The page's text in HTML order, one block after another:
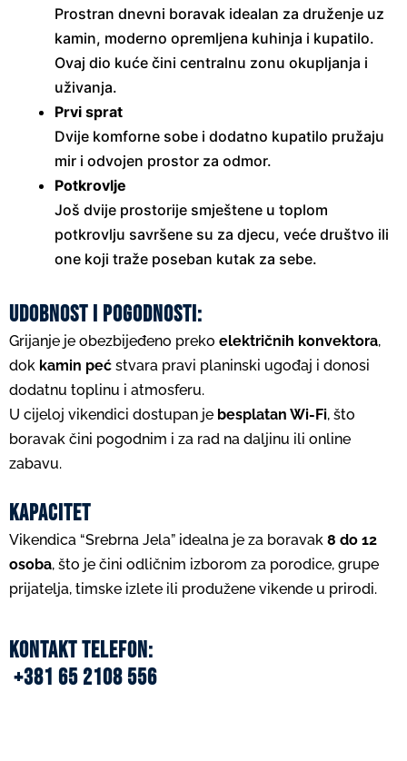
Prostran dnevni boravak idealan za druženje uz
kamin, moderno opremljena kuhinja i kupatilo.
Ovaj dio kuće čini centralnu zonu okupljanja i
uživanja.
Prvi sprat
Dvije komforne sobe i dodatno kupatilo pružaju
mir i odvojen prostor za odmor.
Potkrovlje
Još dvije prostorije smještene u toplom
potkrovlju savršene su za djecu, veće društvo ili
one koji traže poseban kutak za sebe.
Udobnost i pogodnosti:
Grijanje je obezbijeđeno preko električnih konvektora,
dok kamin peć stvara pravi planinski ugođaj i donosi
dodatnu toplinu i atmosferu.
U cijeloj vikendici dostupan je besplatan Wi-Fi, što
boravak čini pogodnim i za rad na daljinu ili online
zabavu.
Kapacitet
Vikendica “Srebrna Jela” idealna je za boravak 8 do 12
osoba, što je čini odličnim izborom za porodice, grupe
prijatelja, timske izlete ili produžene vikende u prirodi.
Kontakt telefon:
+381 65 2108 556